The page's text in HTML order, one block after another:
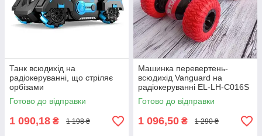
Танк всюдихід на
радіокеруванні, що стріляє
орбізами
Готово до відправки
1 090,18 ₴ 1 198 ₴
Машинка перевертень-
всюдихід Vanguard на
радіокеруванні EL-LH-C016S
Червона
Готово до відправки
1 096,50 ₴ 1 290 ₴